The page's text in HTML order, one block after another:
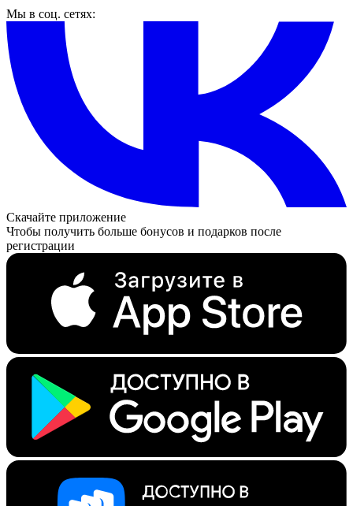
Мы в соц. сетях:
Скачайте приложение
Чтобы получить больше бонусов и подарков после
регистрации